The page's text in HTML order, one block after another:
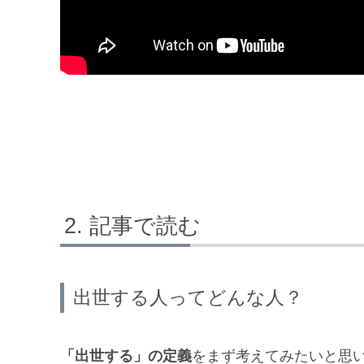
記事で読む
出世する人ってどんな人？
「出世する」の定義をまず考えてみたいと思